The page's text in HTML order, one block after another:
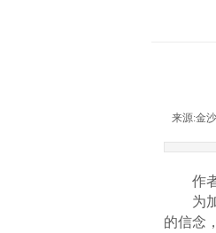
来源:金
作者
为加
的信念